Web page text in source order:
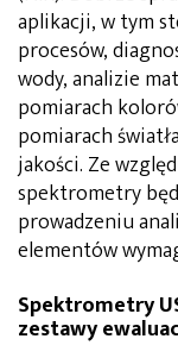
aplikacji, w tym
procesów,
wody, analizie
pomiarach
pomiarach
jakości. Ze
spektrometry
prowadzeniu
elementów
Spektrometry
zestawy